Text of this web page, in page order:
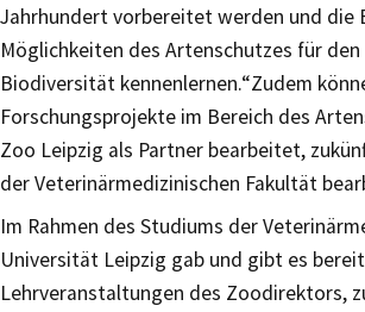
Jahrhundert vorbereitet werden und die
Möglichkeiten des Artenschutzes für
Biodiversität kennenlernen.“Zudem
Forschungsprojekte im Bereich des
Zoo Leipzig als Partner bearbeitet,
der Veterinärmedizinischen Fakultät
Im Rahmen des Studiums der
Universität Leipzig gab und gibt es
Lehrveranstaltungen des Zoodirektors,